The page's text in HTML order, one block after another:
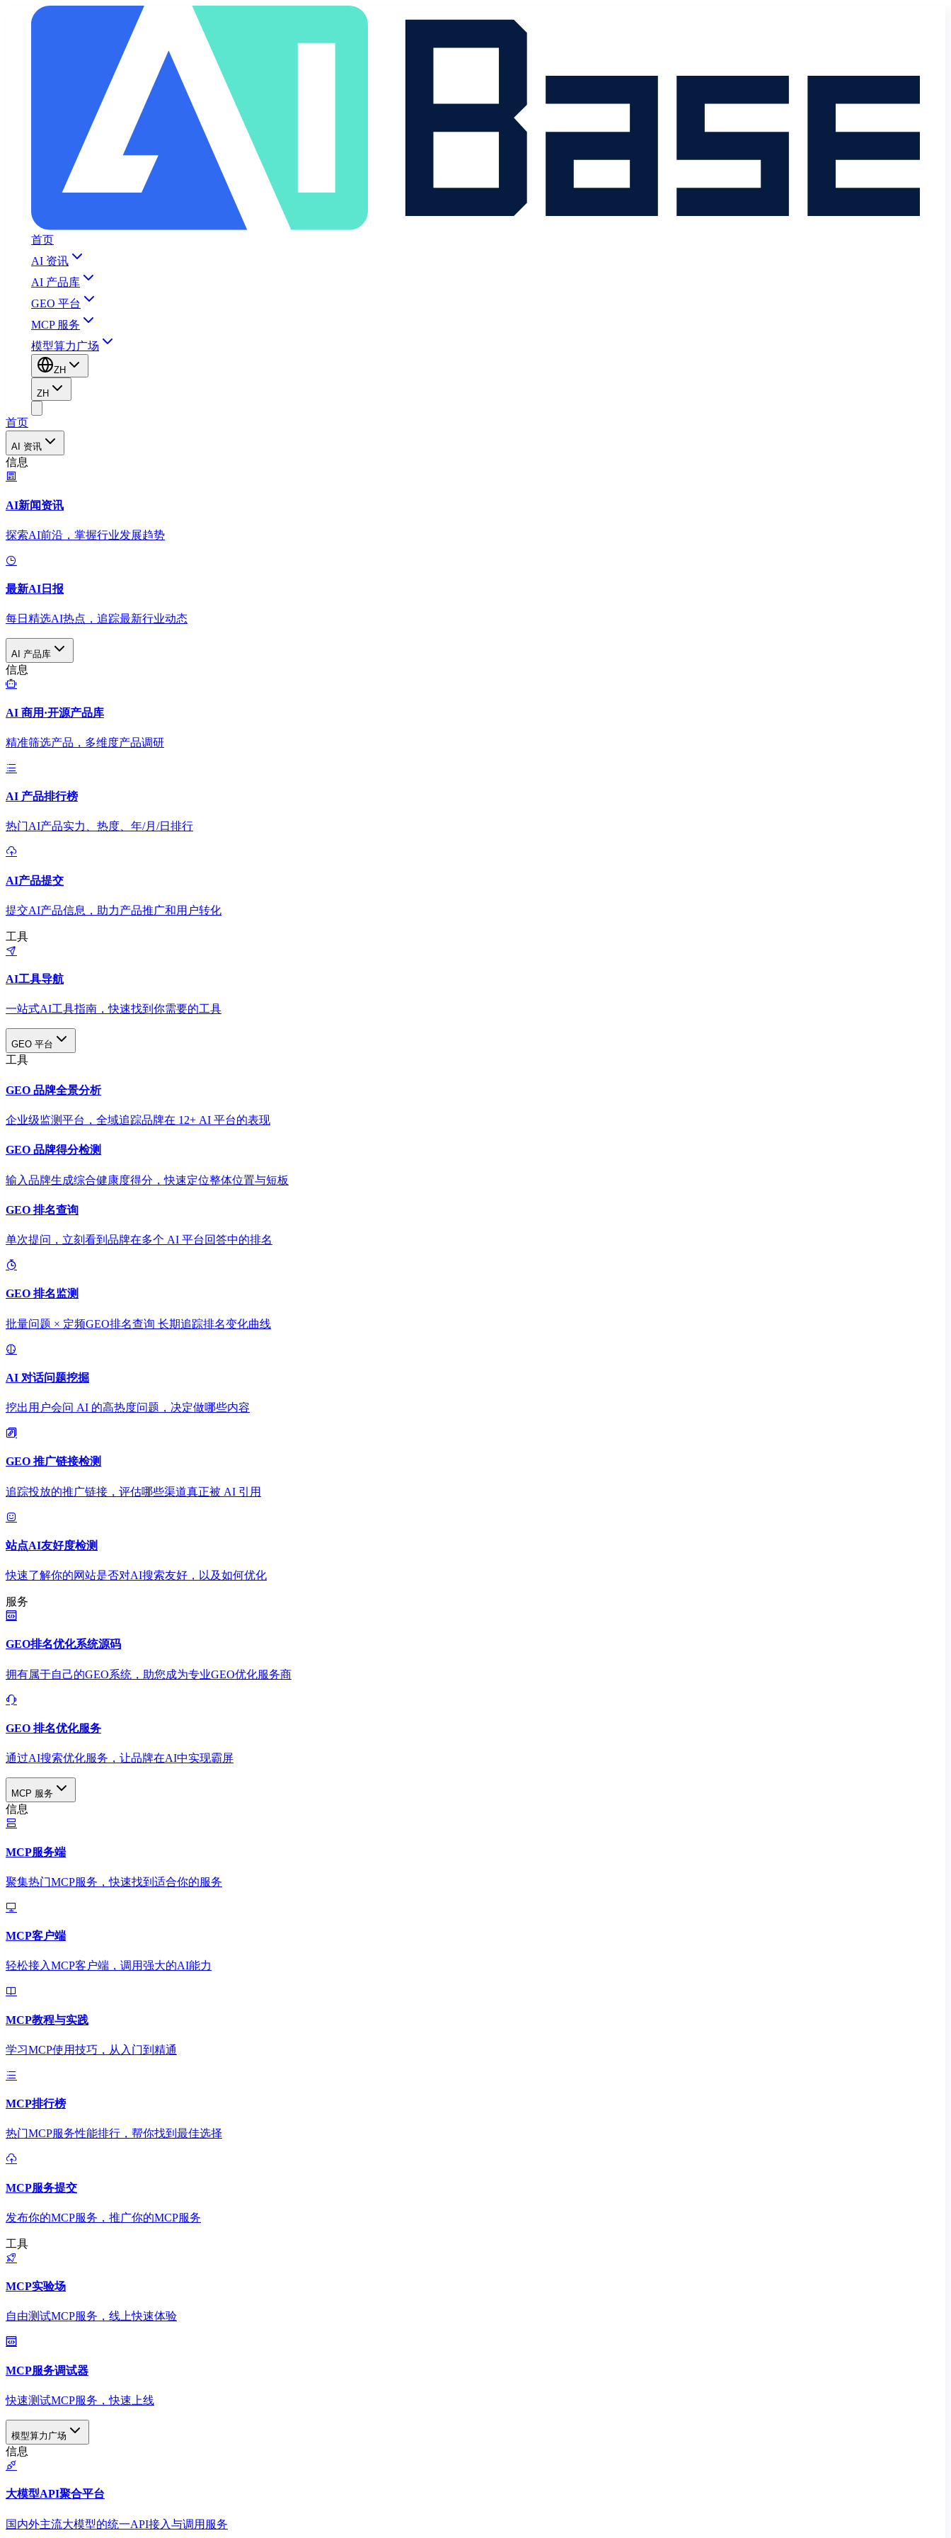
首页
AI 资讯
AI 产品库
GEO 平台
MCP 服务
模型算力广场
ZH
ZH
首页
AI 资讯
信息
AI新闻资讯
探索AI前沿，掌握行业发展趋势
最新AI日报
每日精选AI热点，追踪最新行业动态
AI 产品库
信息
AI 商用·开源产品库
精准筛选产品，多维度产品调研
AI 产品排行榜
热门AI产品实力、热度、年/月/日排行
AI产品提交
提交AI产品信息，助力产品推广和用户转化
工具
AI工具导航
一站式AI工具指南，快速找到你需要的工具
GEO 平台
工具
GEO 品牌全景分析
企业级监测平台，全域追踪品牌在 12+ AI 平台的表现
GEO 品牌得分检测
输入品牌生成综合健康度得分，快速定位整体位置与短板
GEO 排名查询
单次提问，立刻看到品牌在多个 AI 平台回答中的排名
GEO 排名监测
批量问题 × 定频GEO排名查询 长期追踪排名变化曲线
AI 对话问题挖掘
挖出用户会问 AI 的高热度问题，决定做哪些内容
GEO 推广链接检测
追踪投放的推广链接，评估哪些渠道真正被 AI 引用
站点AI友好度检测
快速了解你的网站是否对AI搜索友好，以及如何优化
服务
GEO排名优化系统源码
拥有属于自己的GEO系统，助您成为专业GEO优化服务商
GEO 排名优化服务
通过AI搜索优化服务，让品牌在AI中实现霸屏
MCP 服务
信息
MCP服务端
聚集热门MCP服务，快速找到适合你的服务
MCP客户端
轻松接入MCP客户端，调用强大的AI能力
MCP教程与实践
学习MCP使用技巧，从入门到精通
MCP排行榜
热门MCP服务性能排行，帮你找到最佳选择
MCP服务提交
发布你的MCP服务，推广你的MCP服务
工具
MCP实验场
自由测试MCP服务，线上快速体验
MCP服务调试器
快速测试MCP服务，快速上线
模型算力广场
信息
大模型API聚合平台
国内外主流大模型的统一API接入与调用服务